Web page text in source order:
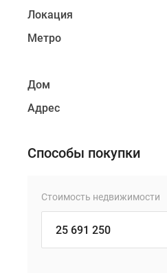
Локация
Метро
Дом
Адрес
Способы покупки
Стоимость недвижимости